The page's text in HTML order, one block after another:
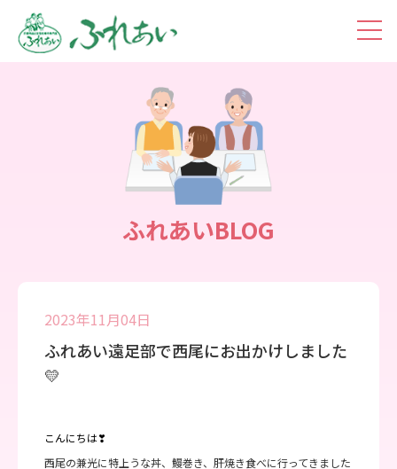
ふれあいBLOG
2023年11月04日
ふれあい遠足部で西尾にお出かけしました
💛
こんにちは❣
西尾の兼光に特上うな丼、鰻巻き、肝焼き食べに行ってきました